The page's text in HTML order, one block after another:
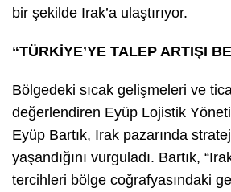
bir şekilde Irak’a ulaştırıyor.
“TÜRKİYE’YE TALEP ARTIŞI
Bölgedeki sıcak gelişmeleri ve
değerlendiren Eyüp Lojistik
Eyüp Bartık, Irak pazarında
yaşandığını vurguladı. Bartık,
tercihleri bölge coğrafyasındaki